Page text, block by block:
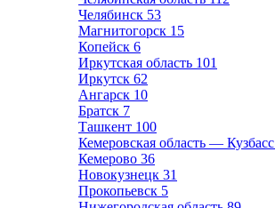
Челябинск 53
Магнитогорск 15
Копейск 6
Иркутская область 101
Иркутск 62
Ангарск 10
Братск 7
Ташкент 100
Кемеровская область — Кузбасс
Кемерово 36
Новокузнецк 31
Прокопьевск 5